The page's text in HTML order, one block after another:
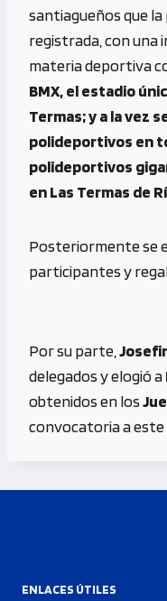
santiagueños que
registrada, con
materia deportiva
BMX, el estadio
Termas; y a la vez
polideportivos en
polideportivos
en Las Termas de
Posteriormente se
participantes y
Por su parte,
delegados y elogió a
obtenidos en los
convocatoria a
ENLACES ÚTILES